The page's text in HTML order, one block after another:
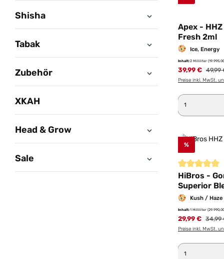
Shisha
Tabak
Zubehör
XKAH
Head & Grow
Sale
Apex -
Fresh 2ml
Ice, Energy
Inhalt:2 Milliliter
39,99 € 49,99
Preise inkl. MwSt.
Produkt
%
HiBros -
Superior
Kush / Haze
Inhalt:1 Milliliter
29,99 € 34,99
Preise inkl. MwSt.
Produkt